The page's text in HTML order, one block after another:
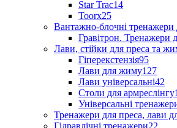
Star Trac14
Toorx25
Вантажно-блочні тренажери
Гравітрон. Тренажери
Лави, стійки для преса та
Гіперекстензія95
Лави для жиму127
Лави універсальні42
Столи для армреслінгу
Універсальні
Тренажери для преса, лави
Гідравлічні тренажери22